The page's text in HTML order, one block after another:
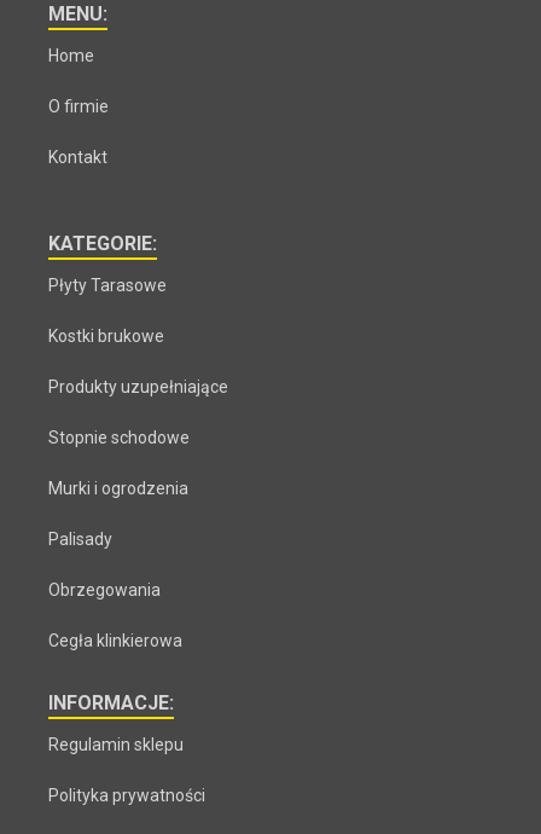
MENU:
Home
O firmie
Kontakt
KATEGORIE:
Płyty Tarasowe
Kostki brukowe
Produkty uzupełniające
Stopnie schodowe
Murki i ogrodzenia
Palisady
Obrzegowania
Cegła klinkierowa
INFORMACJE:
Regulamin sklepu
Polityka prywatności